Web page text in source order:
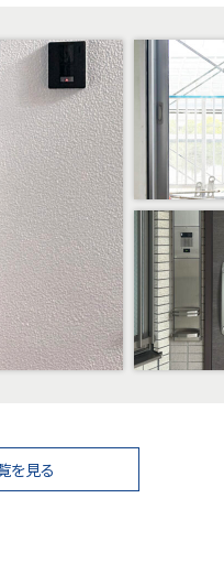
を見る